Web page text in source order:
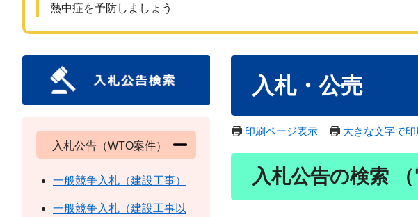
熱中症を予防しましょう
入札・公売
印刷ページ表示 大きな文字で
入札公告の検索 （
入札公告（WTO案件）
一般競争入札（建設工事）
一般競争入札（建設工事以